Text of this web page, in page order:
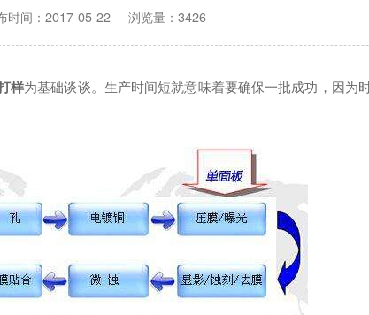
时间：2017-05-22 浏览量：3426
样为基础谈谈。生产时间短就意味着要确保一批成功，因为